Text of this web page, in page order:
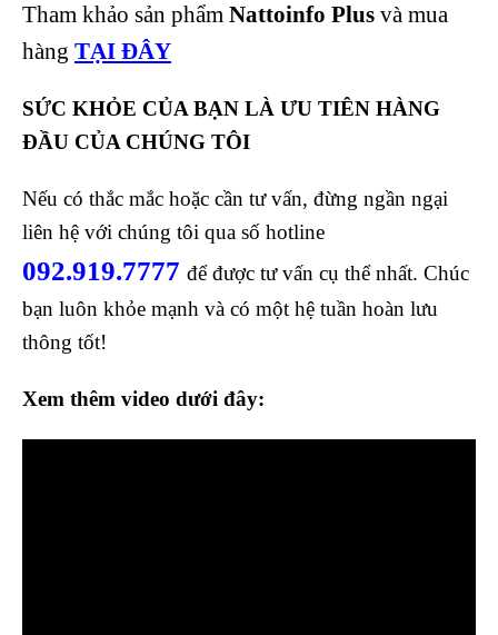
Tham khảo sản phẩm Nattoinfo Plus và mua
hàng TẠI ĐÂY
SỨC KHỎE CỦA BẠN LÀ ƯU TIÊN HÀNG
ĐẦU CỦA CHÚNG TÔI
Nếu có thắc mắc hoặc cần tư vấn, đừng ngần ngại
liên hệ với chúng tôi qua số hotline
092.919.7777 để được tư vấn cụ thể nhất. Chúc
bạn luôn khỏe mạnh và có một hệ tuần hoàn lưu
thông tốt!
Xem thêm video dưới đây: